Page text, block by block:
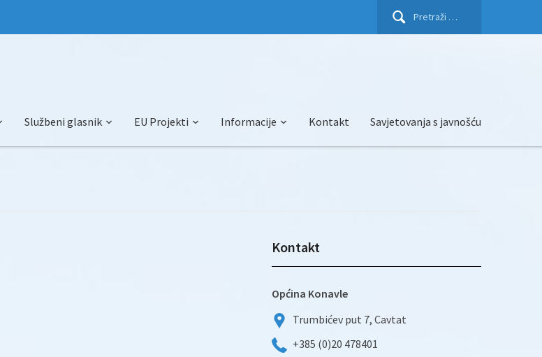
Pretraži:
Službeni glasnik EU Projekti Informacije Kontakt Savjetovanja s javnošću
Kontakt
Općina Konavle
Trumbićev put 7, Cavtat
+385 (0)20 478401